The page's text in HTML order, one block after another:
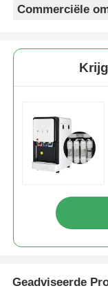
Commerciële
Geadviseerde